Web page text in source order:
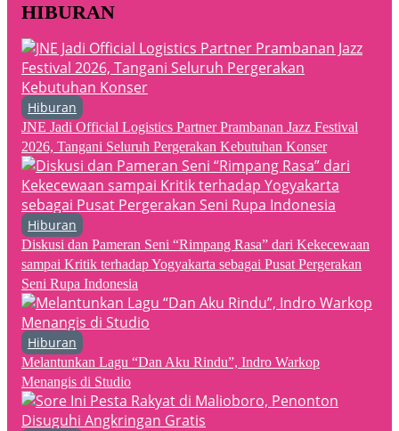
HIBURAN
Hiburan
JNE Jadi Official Logistics Partner Prambanan Jazz Festival
2026, Tangani Seluruh Pergerakan Kebutuhan Konser
Hiburan
Diskusi dan Pameran Seni “Rimpang Rasa” dari Kekecewaan
sampai Kritik terhadap Yogyakarta sebagai Pusat Pergerakan
Seni Rupa Indonesia
Hiburan
Melantunkan Lagu “Dan Aku Rindu”, Indro Warkop
Menangis di Studio